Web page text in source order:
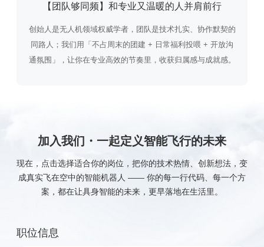
【团队够同频】和专业又温暖的人并肩前行
创始人是无人机领域权威学者，团队是技术扎实、协作默契的
同路人；我们用「不占周末的团建 + 日常福利投喂 + 开放沟
通氛围」，让你在专业高效的节奏里，收获归属感与成就感。
加入我们・一起定义智能飞行的未来
现在，点击选择适合你的岗位，把你的技术热情、创新想法，变
成真实飞在空中的智能机器人 —— 你的每一行代码、 每一个方
案，都在让具身智能的未来，更早落地在生活里。
职位信息